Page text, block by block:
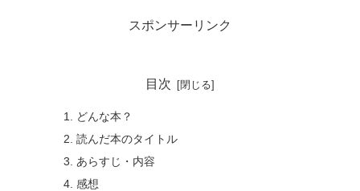
スポンサーリンク
目次
どんな本？
読んだ本のタイトル
あらすじ・内容
感想